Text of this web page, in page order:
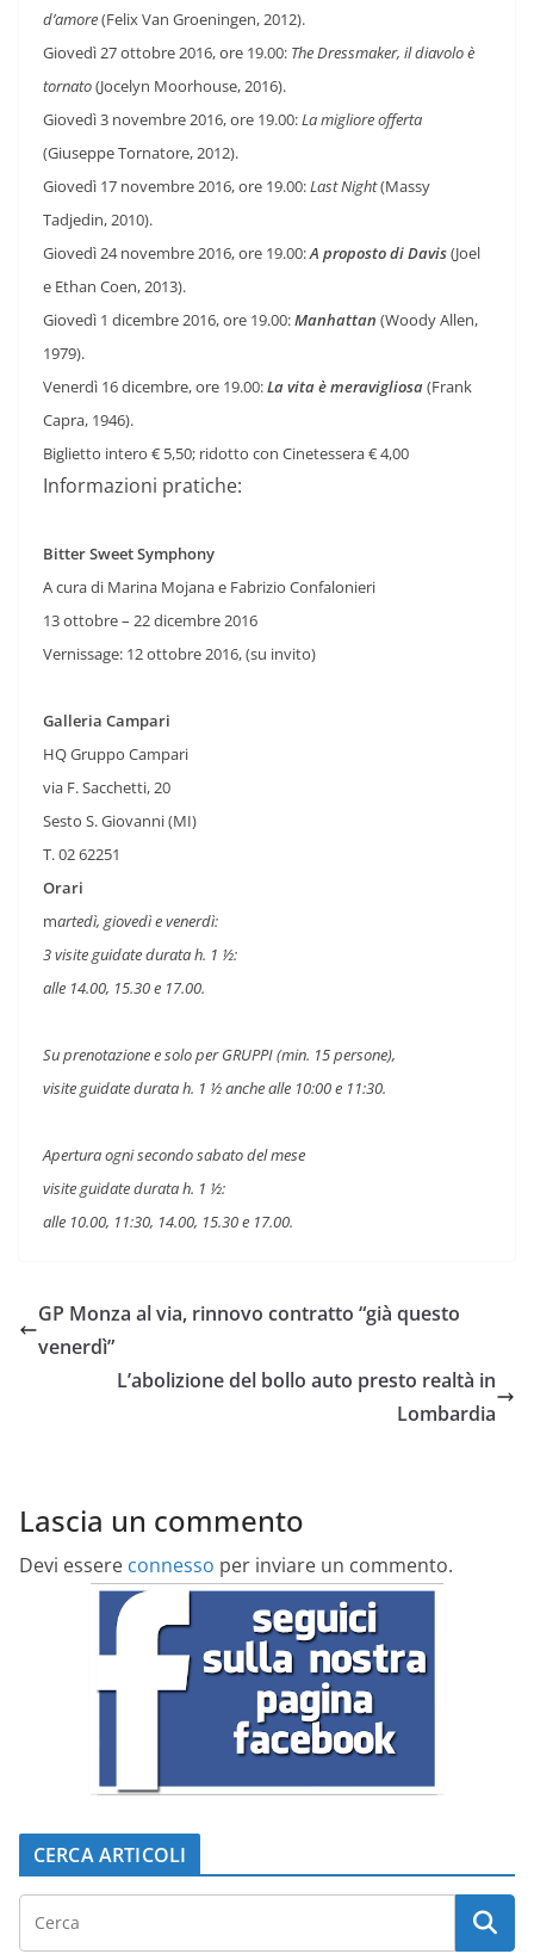
d’amore(Felix Van Groeningen, 2012).
Giovedì 27 ottobre 2016, ore 19.00: The Dressmaker, il diavolo è
tornato(Jocelyn Moorhouse, 2016).
Giovedì 3 novembre 2016, ore 19.00:La migliore offerta
(Giuseppe Tornatore, 2012).
Giovedì 17 novembre 2016, ore 19.00:Last Night(Massy
Tadjedin, 2010).
Giovedì 24 novembre 2016, ore 19.00:A proposto di Davis(Joel
e Ethan Coen, 2013).
Giovedì 1 dicembre 2016, ore 19.00:Manhattan (Woody Allen,
1979).
Venerdì 16 dicembre, ore 19.00:La vita è meravigliosa(Frank
Capra, 1946).
Biglietto intero € 5,50; ridotto con Cinetessera € 4,00
Informazioni pratiche:
Bitter Sweet Symphony
A cura di Marina Mojana e Fabrizio Confalonieri
13 ottobre – 22 dicembre 2016
Vernissage: 12 ottobre 2016, (su invito)
Galleria Campari
HQ Gruppo Campari
via F. Sacchetti, 20
Sesto S. Giovanni (MI)
T. 02 62251
Orari
martedì, giovedì e venerdì:
3 visite guidate durata h. 1 ½:
alle 14.00, 15.30 e 17.00.
Su prenotazione e solo per GRUPPI (min. 15 persone),
visite guidate durata h. 1 ½ anche alle 10:00 e 11:30.
Apertura ogni secondo sabato del mese
visite guidate durata h. 1 ½:
alle 10.00, 11:30, 14.00, 15.30 e 17.00.
GP Monza al via, rinnovo contratto “già questo
venerdì”
L’abolizione del bollo auto presto realtà in
Lombardia
Lascia un commento
Devi essere connesso per inviare un commento.
CERCA ARTICOLI